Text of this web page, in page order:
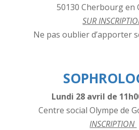
50130 Cherbourg en
SUR
Ne pas oublier d’apporter
Lundi 28 avril de
Centre social Olympe de
INSCRIPTION